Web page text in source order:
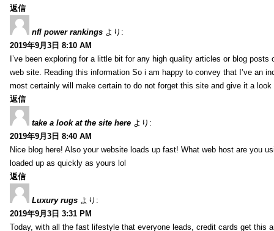
返信
nfl power rankings より:
2019年9月3日 8:10 AM
I’ve been exploring for a little bit for any high quality articles or blog
web site. Reading this information So i am happy to convey that I’ve an
most certainly will make certain to do not forget this site and give it a look
返信
take a look at the site here より:
2019年9月3日 8:40 AM
Nice blog here! Also your website loads up fast! What web host are you
loaded up as quickly as yours lol
返信
Luxury rugs より:
2019年9月3日 3:31 PM
Today, with all the fast lifestyle that everyone leads, credit cards get this